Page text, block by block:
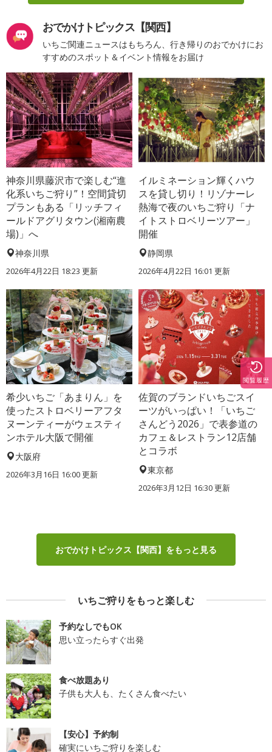
おでかけトピックス【関西】
いちご関連ニュースはもちろん、行き帰りのおでかけにお
すすめのスポット＆イベント情報をお届け
神奈川県藤沢市で楽しむ“進
化系いちご狩り”！空間貸切
プランもある「リッチフィ
ールドアグリタウン(湘南農
場)」へ
神奈川県
2026年4月22日 18:23 更新
イルミネーション輝くハウ
スを貸し切り！リゾナーレ
熱海で夜のいちご狩り「ナ
イトストロベリーツアー」
開催
静岡県
2026年4月22日 16:01 更新
希少いちご「あまりん」を
使ったストロベリーアフタ
ヌーンティーがウェスティ
ンホテル大阪で開催
大阪府
2026年3月16日 16:00 更新
佐賀のブランドいちごスイ
ーツがいっぱい！「いちご
さんどう2026」で表参道の
カフェ＆レストラン12店舗
とコラボ
東京都
2026年3月12日 16:30 更新
おでかけトピックス【関西】をもっと見る
いちご狩りをもっと楽しむ
予約なしでもOK
思い立ったらすぐ出発
食べ放題あり
子供も大人も、たくさん食べたい
【安心】予約制
確実にいちご狩りを楽しむ
閲覧履歴